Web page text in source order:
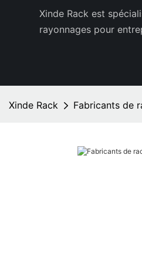
Xinde Rack est
rayonnages pour
Xinde Rack Fabricants de